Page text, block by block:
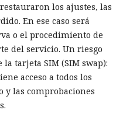
los ajustes, las
En ese caso será
o el procedimiento de
del servicio. Un riesgo
tarjeta SIM (SIM swap):
acceso a todos los
y las comprobaciones